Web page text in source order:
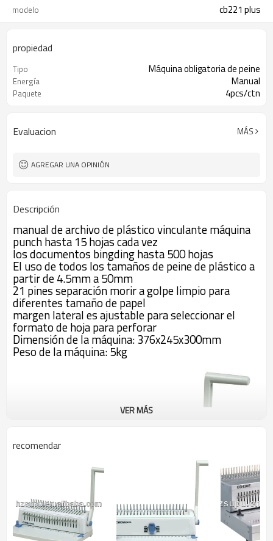
modelo cb221 plus
propiedad
Tipo Máquina obligatoria de peine
Energía Manual
Paquete 4pcs/ctn
Evaluacion MÁS
AGREGAR UNA OPINIÓN
Descripción
manual de archivo de plástico vinculante máquina
punch hasta 15 hojas cada vez
los documentos bingding hasta 500 hojas
El uso de todos los tamaños de peine de plástico a
partir de 4.5mm a 50mm
21 pines separación morir a golpe limpio para
diferentes tamaño de papel
margen lateral es ajustable para seleccionar el
formato de hoja para perforar
Dimensión de la máquina: 376x245x300mm
Peso de la máquina: 5kg
VER MÁS
recomendar